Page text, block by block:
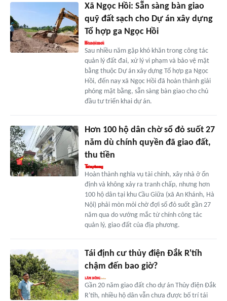
Xã Ngọc Hồi: Sẵn sàng bàn giao
quỹ đất sạch cho Dự án xây dựng
Tổ hợp ga Ngọc Hồi
Sau nhiều năm gặp khó khăn trong công tác
quản lý đất đai, xử lý vi phạm và bảo vệ mặt
bằng thuộc Dự án xây dựng Tổ hợp ga Ngọc
Hồi, đến nay xã Ngọc Hồi đã hoàn thành giải
phóng mặt bằng, sẵn sàng bàn giao cho chủ
đầu tư triển khai dự án.
Hơn 100 hộ dân chờ sổ đỏ suốt 27
năm dù chính quyền đã giao đất,
thu tiền
Hoàn thành nghĩa vụ tài chính, xây nhà ở ổn
định và không xảy ra tranh chấp, nhưng hơn
100 hộ dân tại khu Cầu Giữa (xã An Khánh, Hà
Nội) phải mòn mỏi chờ đợi sổ đỏ suốt gần 27
năm qua do vướng mắc từ chính công tác
quản lý, giao đất của địa phương.
Tái định cư thủy điện Ðắk R'tíh
chậm đến bao giờ?
Gần 20 năm giao đất cho dự án Thủy điện Đắk
R'tíh, nhiều hộ dân vẫn chưa được bố trí tái